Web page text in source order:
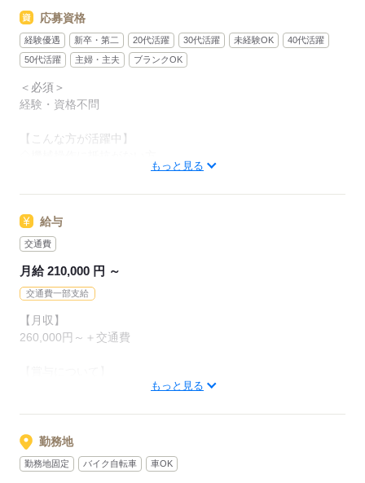
複雑な作業はなく、
決まった手順に従って行いますので
未経験の方も安心して働けます。
経験・資格は一切不問！
フリーターやブランクがある方も活躍中です。
応募資格
経験優遇 新卒・第二 20代活躍 30代活躍 未経験OK
40代活躍
50代活躍
主婦・主夫 ブランクOK
＜必須＞
経験・資格不問
【こんな方が活躍中】
◇地道な作業をコツコツと続けられる方
もっと見る
給与
交通費
月給 210,000 円 ～
交通費一部支給
【月収】
260,000円～＋交通費
■皆勤手当（5,000円）
【交通費備考】
もっと見る
勤務地
勤務地固定 バイク自転車 車OK